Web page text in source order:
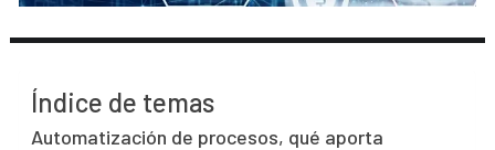
Índice de temas
Automatización de procesos, qué aporta